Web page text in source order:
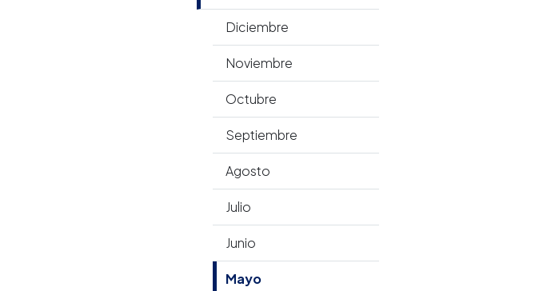
Diciembre
Noviembre
Octubre
Septiembre
Agosto
Julio
Junio
Mayo